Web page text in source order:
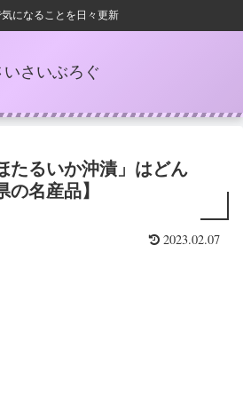
気になることを日々更新
いさいぶろぐ
たるいか沖漬」はどん
の名産品】
2023.02.07